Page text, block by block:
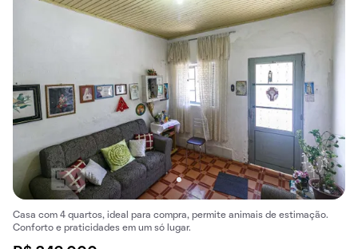
Casa com 4 quartos, ideal para compra, permite animais de estimação.
Conforto e praticidades em um só lugar.